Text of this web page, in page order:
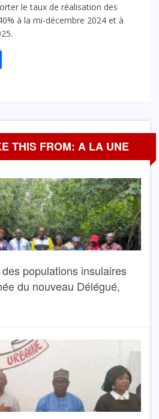
le taux de réalisation des
à la mi-décembre 2024 et à
THIS FROM: A LA UNE
populations insulaires
du nouveau Délégué,